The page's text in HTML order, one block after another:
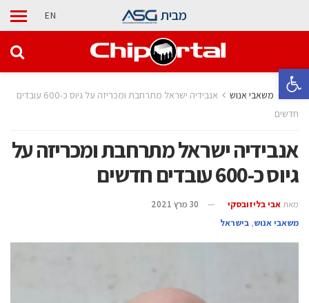
פתח סרגל נגישות
מבית EN
בית משאבי אנוש
אנבידיה ישראל מתרחבת ומכריזה על גיוס כ-600 עובדים
חדשים
אנבידיה ישראל מתרחבת ומכריזה על
גיוס כ-600 עובדים חדשים
מאת אבי בליזובסקי
30 מרץ 2021
משאבי אנוש, בישראל